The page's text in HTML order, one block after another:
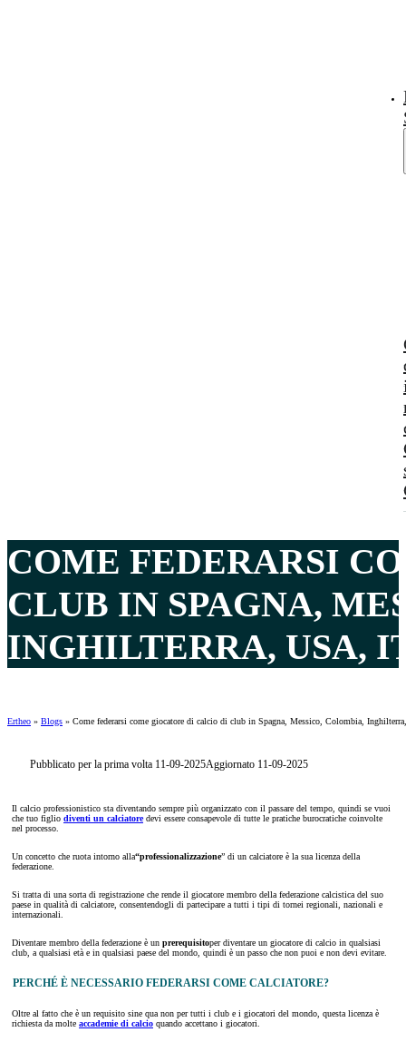
COME FEDERARSI
CLUB IN SPAGNA,
INGHILTERRA, USA,
Ertheo » Blogs » Come federarsi come giocatore di calcio di club in Spagna, Messico, Colombia,
Pubblicato per la prima volta 11-09-2025Aggiornato 11-09-2025
Il calcio professionistico sta diventando sempre più organizzato con il passare del tempo, quindi se vuoi
che tuo figlio diventi un calciatoredevi essere consapevole di tutte le pratiche burocratiche coinvolte
nel processo.
Un concetto che ruota intorno alla“professionalizzazione” di un calciatore è la sua licenza della
federazione.
Si tratta di una sorta di registrazione che rende il giocatore membro della federazione calcistica del suo
paese in qualità di calciatore, consentendogli di partecipare a tutti i tipi di tornei regionali, nazionali e
internazionali.
Diventare membro della federazione è un prerequisitoper diventare un giocatore di calcio in qualsiasi
club, a qualsiasi età e in qualsiasi paese del mondo, quindi è un passo che non puoi e non devi evitare.
PERCHÉ È NECESSARIO FEDERARSI COME CALCIATORE?
Oltre al fatto che è un requisito sine qua non per tutti i club e i giocatori del mondo, questa licenza è
richiesta da molte accademie di calcio quando accettano i giocatori.